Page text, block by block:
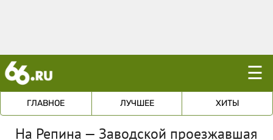
☰
ГЛАВНОЕ ЛУЧШЕЕ ХИТЫ
На Репина — Заводской проезжавшая